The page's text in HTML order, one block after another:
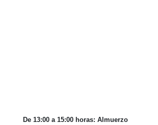
De 13:00 a 15:00 horas: Almuerzo